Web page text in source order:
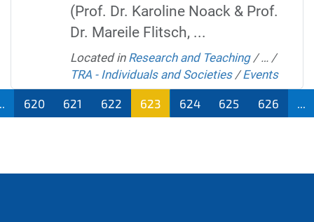
(Prof. Dr. Karoline Noack & Prof.
Dr. Mareile Flitsch, ...
Located in Research and Teaching /… /
TRA - Individuals and Societies /Events
620 621 622 623 624 625 626